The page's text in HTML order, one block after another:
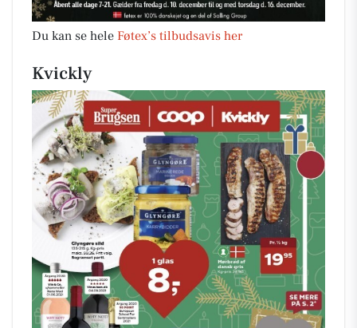
Du kan se hele Føtex’s tilbudsavis her
Kvickly